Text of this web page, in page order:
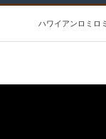
ハワイアンロミロ